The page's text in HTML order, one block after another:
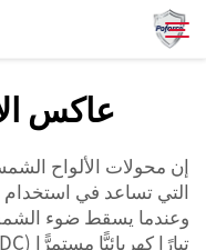
المنتجات
عاكس
إن محولات الألواح
التي تساعد في
وعندما يسقط ضوء